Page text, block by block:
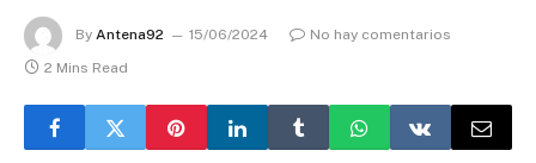
By Antena92 15/06/2024
No hay comentarios
2 Mins Read